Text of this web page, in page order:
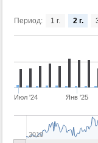
Период:
Июл '24 Янв '25
2010
1 г. 2 г.